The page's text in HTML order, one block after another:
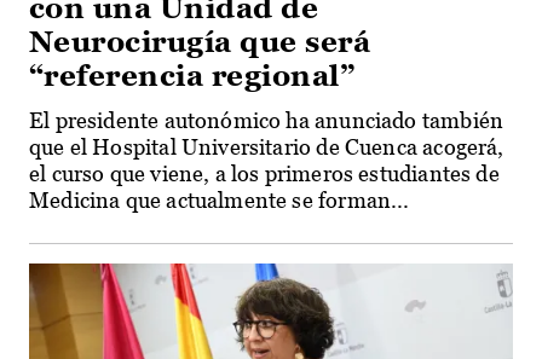
con una Unidad de
Neurocirugía que será
“referencia regional”
El presidente autonómico ha anunciado también
que el Hospital Universitario de Cuenca acogerá,
el curso que viene, a los primeros estudiantes de
Medicina que actualmente se forman...